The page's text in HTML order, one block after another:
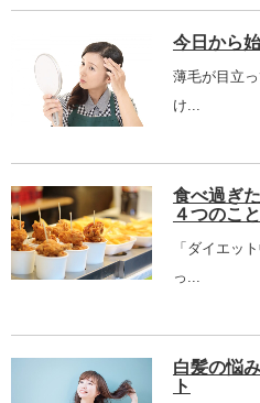
今日から
薄毛が目立
け...
食べ過ぎ
４つのこと
「ダイエッ
っ...
白髪の悩
ト